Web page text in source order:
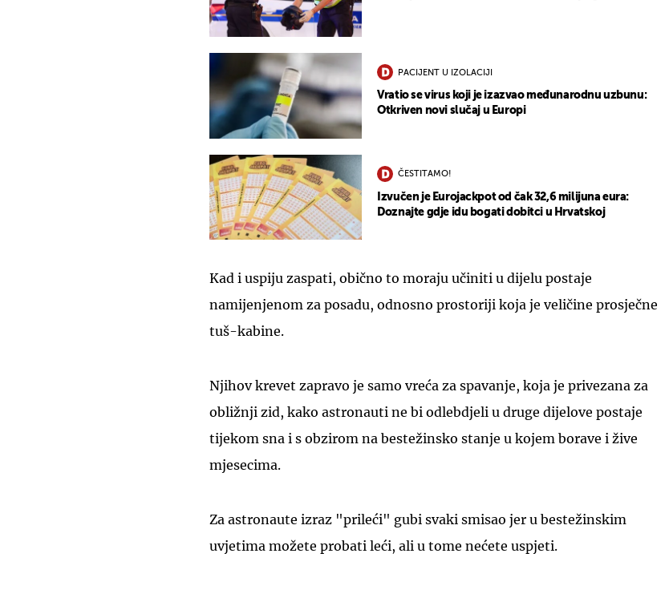
PACIJENT U IZOLACIJI
Vratio se virus koji je izazvao međunarodnu uzbunu:
Otkriven novi slučaj u Europi
ČESTITAMO!
Izvučen je Eurojackpot od čak 32,6 milijuna eura:
Doznajte gdje idu bogati dobitci u Hrvatskoj
Kad i uspiju zaspati, obično to moraju učiniti u dijelu postaje
namijenjenom za posadu, odnosno prostoriji koja je veličine prosječne
tuš-kabine.
Njihov krevet zapravo je samo vreća za spavanje, koja je privezana za
obližnji zid, kako astronauti ne bi odlebdjeli u druge dijelove postaje
tijekom sna i s obzirom na bestežinsko stanje u kojem borave i žive
mjesecima.
Za astronaute izraz "prileći" gubi svaki smisao jer u bestežinskim
uvjetima možete probati leći, ali u tome nećete uspjeti.